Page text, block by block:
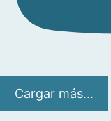
Cargar más...